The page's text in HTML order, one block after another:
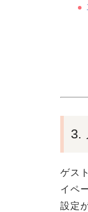
3.
ゲス
イペ
設定